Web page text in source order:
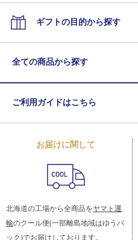
ギフトの目的から探す
全ての商品から探す
ご利用ガイドはこちら
お届けに関して
北海道の工場から全商品をヤマト運
輸のクール便(一部離島地域はゆうパ
ック)でお届けしております。